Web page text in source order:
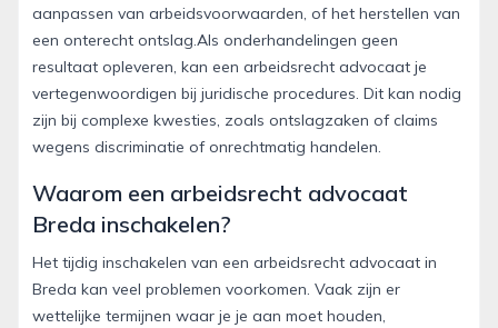
aanpassen van arbeidsvoorwaarden, of het herstellen van
een onterecht ontslag.Als onderhandelingen geen
resultaat opleveren, kan een arbeidsrecht advocaat je
vertegenwoordigen bij juridische procedures. Dit kan nodig
zijn bij complexe kwesties, zoals ontslagzaken of claims
wegens discriminatie of onrechtmatig handelen.
Waarom een arbeidsrecht advocaat
Breda inschakelen?
Het tijdig inschakelen van een arbeidsrecht advocaat in
Breda kan veel problemen voorkomen. Vaak zijn er
wettelijke termijnen waar je je aan moet houden,